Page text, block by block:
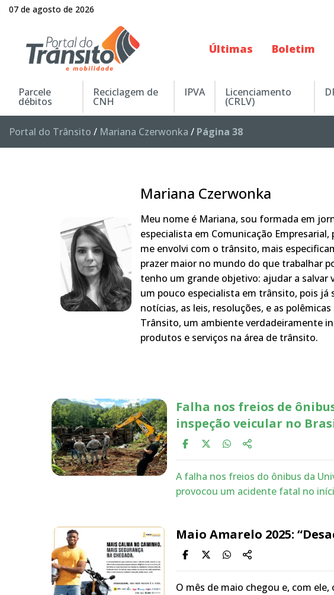
07 de agosto de 2026
Últimas Boletim
Parcele
débitos
Reciclagem de
CNH
IPVA Licenciamento
(CRLV)
Portal do Trânsito / Mariana Czerwonka / Página 38
Mariana Czerwonka
Meu nome é Mariana, sou formada em
especialista em Comunicação
me envolvi com o trânsito, mais
prazer maior no mundo do que trabalhar
tenho um grande objetivo: ajudar a salvar
um pouco especialista em trânsito, pois
notícias, as leis, resoluções, e as
Trânsito, um ambiente verdadeiramente
produtos e serviços na área de trânsito.
Falha nos freios de
inspeção veicular no
A falha nos freios do ônibus da
provocou um acidente fatal no
Maio Amarelo 2025:
O mês de maio chegou e, com